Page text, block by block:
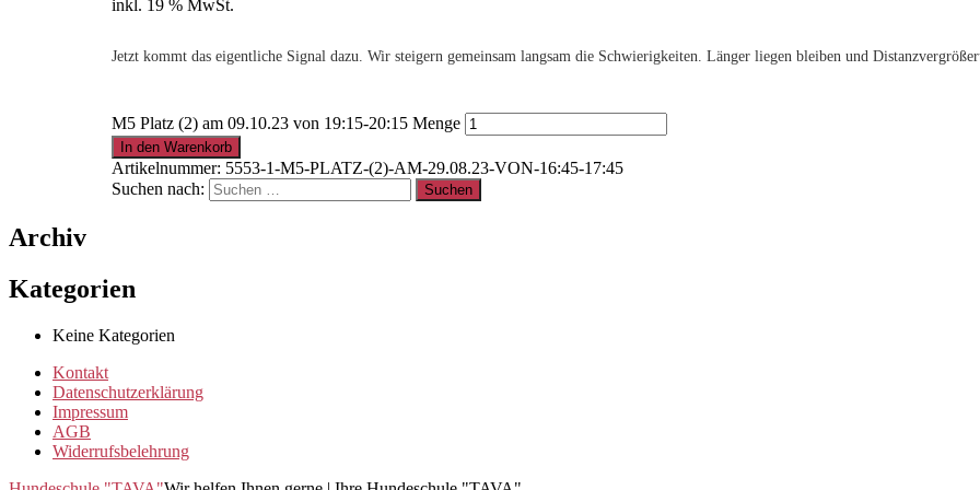
inkl. 19 % MwSt.
Jetzt kommt das eigentliche Signal dazu. Wir steigern gemeinsam langsam die Schwierigkeiten. Länger liegen bleiben und
M5 Platz (2) am 09.10.23 von 19:15-20:15 Menge
In den Warenkorb
Artikelnummer: 5553-1-M5-PLATZ-(2)-AM-29.08.23-VON-16:45-17:45
Suchen nach:
Archiv
Kategorien
Keine Kategorien
Kontakt
Datenschutzerklärung
Impressum
AGB
Widerrufsbelehrung